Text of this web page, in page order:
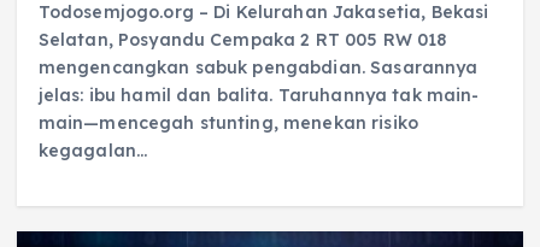
Todosemjogo.org – Di Kelurahan Jakasetia, Bekasi
Selatan, Posyandu Cempaka 2 RT 005 RW 018
mengencangkan sabuk pengabdian. Sasarannya
jelas: ibu hamil dan balita. Taruhannya tak main-
main—mencegah stunting, menekan risiko
kegagalan…